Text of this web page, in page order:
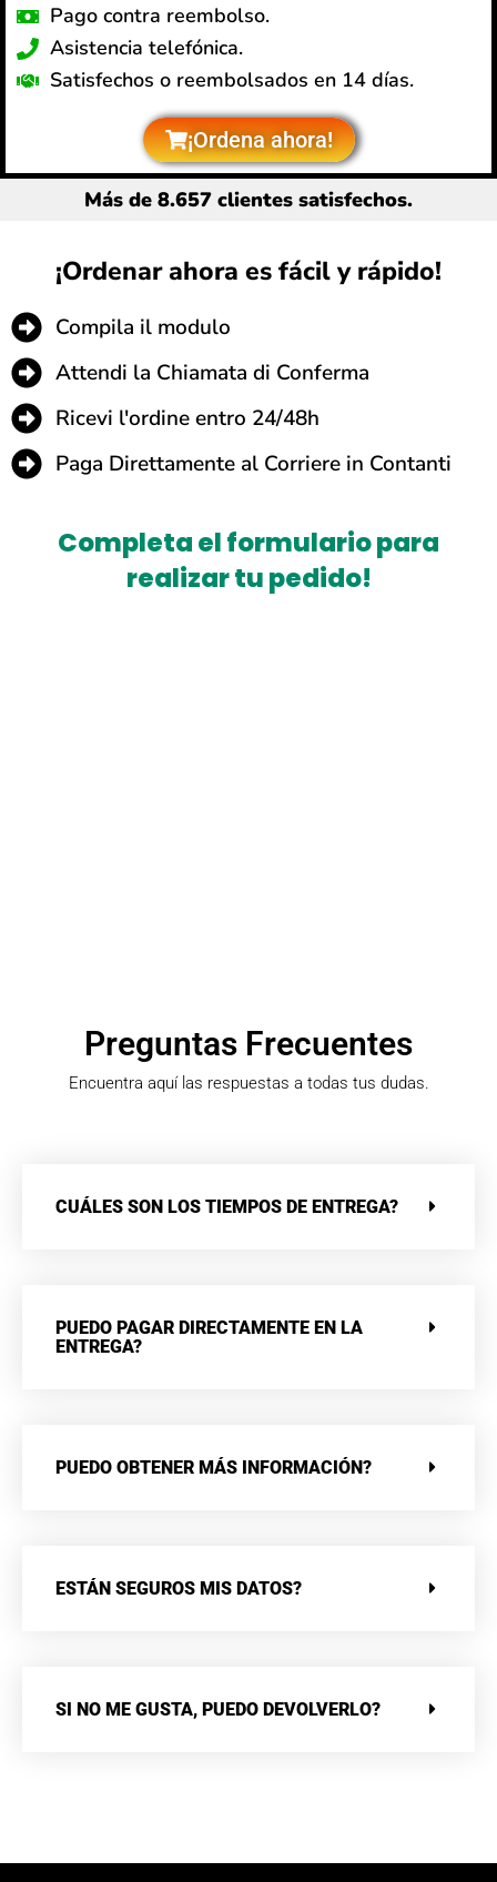
Pago contra reembolso.
Asistencia telefónica.
Satisfechos o reembolsados en 14 días.
¡Ordena ahora!
Más de 8.657 clientes satisfechos.
¡Ordenar ahora es fácil y rápido!
Compila il modulo
Attendi la Chiamata di Conferma
Ricevi l'ordine entro 24/48h
Paga Direttamente al Corriere in Contanti
Completa el formulario para
realizar tu pedido!
Preguntas Frecuentes
Encuentra aquí las respuestas a todas tus dudas.
CUÁLES SON LOS TIEMPOS DE ENTREGA?
PUEDO PAGAR DIRECTAMENTE EN LA
ENTREGA?
PUEDO OBTENER MÁS INFORMACIÓN?
ESTÁN SEGUROS MIS DATOS?
SI NO ME GUSTA, PUEDO DEVOLVERLO?